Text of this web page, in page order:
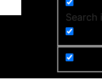
Search